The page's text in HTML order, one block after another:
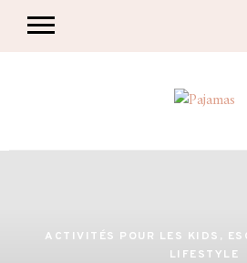
ACTIVITÉS POUR LES KIDS ,
LIFESTYLE